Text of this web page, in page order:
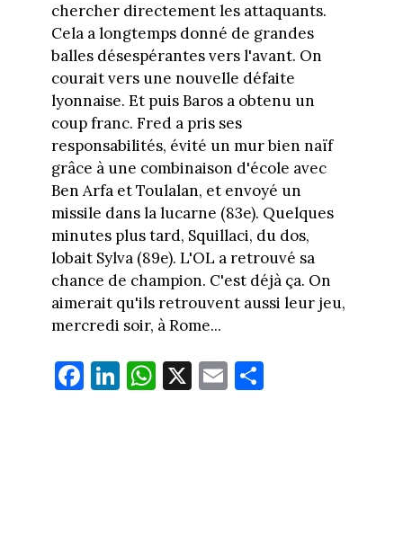
chercher directement les attaquants.
Cela a longtemps donné de grandes
balles désespérantes vers l'avant. On
courait vers une nouvelle défaite
lyonnaise. Et puis Baros a obtenu un
coup franc. Fred a pris ses
responsabilités, évité un mur bien naïf
grâce à une combinaison d'école avec
Ben Arfa et Toulalan, et envoyé un
missile dans la lucarne (83e). Quelques
minutes plus tard, Squillaci, du dos,
lobait Sylva (89e). L'OL a retrouvé sa
chance de champion. C'est déjà ça. On
aimerait qu'ils retrouvent aussi leur jeu,
mercredi soir, à Rome...
Fa
ce
Li
nk
W
ha
X E
m
Pa
rt